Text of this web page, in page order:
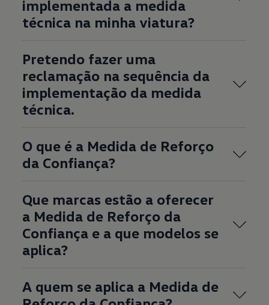
implementada a medida
técnica na minha viatura?
Pretendo fazer uma
reclamação na sequência da
implementação da medida
técnica.
O que é a Medida de Reforço
da Confiança?
Que marcas estão a oferecer
a Medida de Reforço da
Confiança e a que modelos se
aplica?
A quem se aplica a Medida de